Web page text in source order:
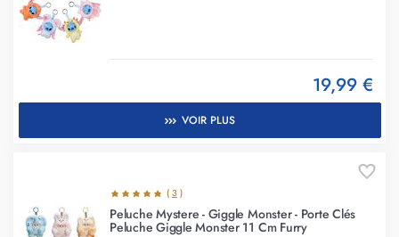
19,99 €
VOIR PLUS
( 3 )
Peluche Mystere - Giggle Monster - Porte Clés
Peluche Giggle Monster 11 Cm Furry